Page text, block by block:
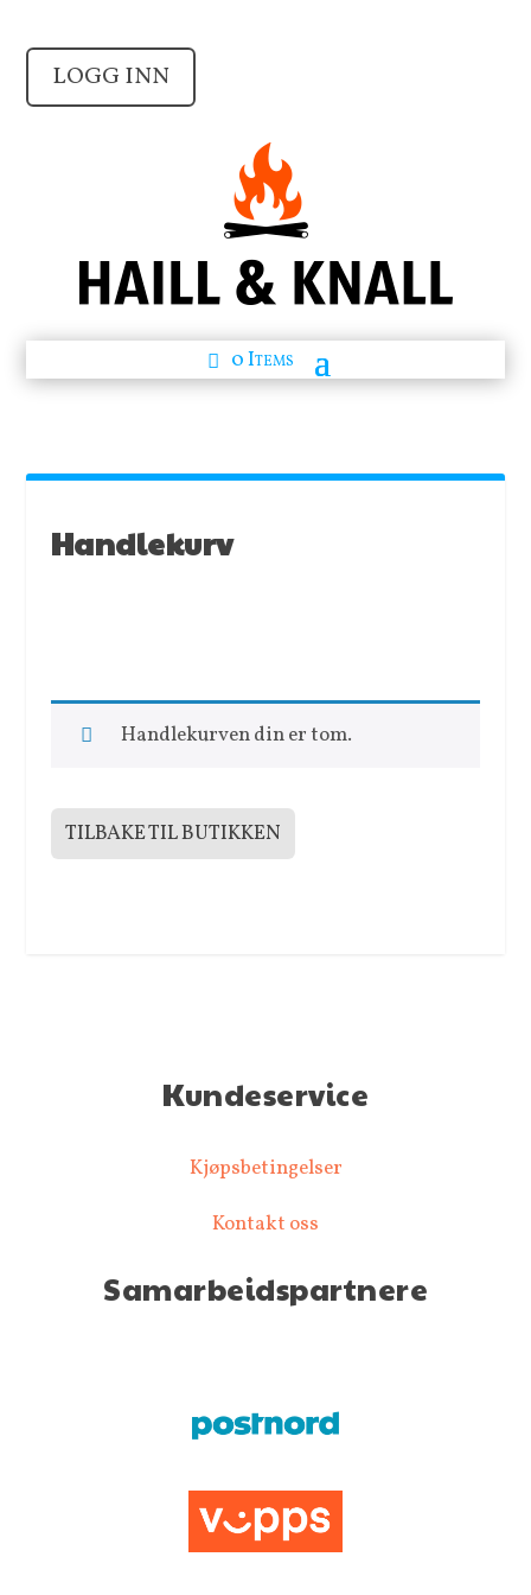
LOGG INN
0 Items
Handlekurv
Handlekurven din er tom.
TILBAKE TIL BUTIKKEN
Kundeservice
Kjøpsbetingelser
Kontakt oss
Samarbeidspartnere